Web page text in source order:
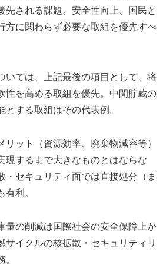
先される課題。安全性向上、国民と
方に関わらず必要な取組を優先すべ
いては、上記最後の項目として、将
性を高める取組を優先。中間貯蔵の
する取組はその代表例。
リット（資源効率、廃棄物減容等）
現するまで大きなものとはならな
・セキュリティ面では直接処分（ま
有利。
量の削減は国際社会の安全保障上か
サイクルの核拡散・セキュリティリ